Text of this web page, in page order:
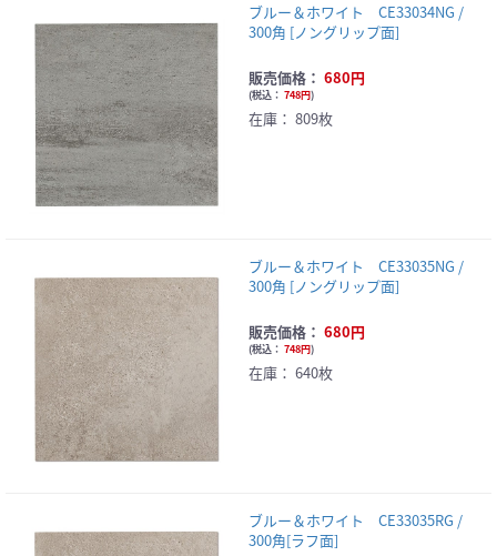
ブルー＆ホワイト CE33034NG /
300角 [ノングリップ面]
販売価格： 680円
(税込： 748円)
在庫： 809枚
ブルー＆ホワイト CE33035NG /
300角 [ノングリップ面]
販売価格： 680円
(税込： 748円)
在庫： 640枚
ブルー＆ホワイト CE33035RG /
300角[ラフ面]